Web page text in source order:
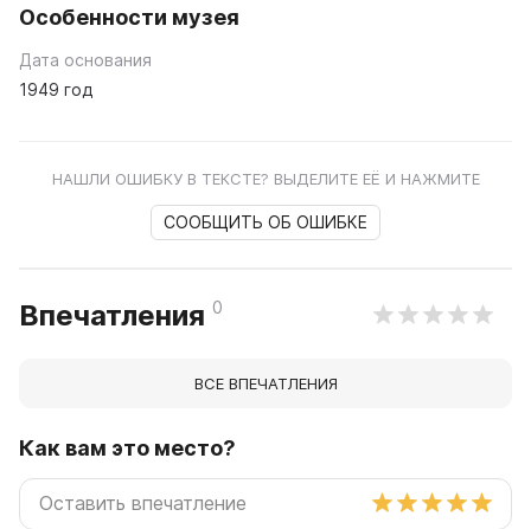
Особенности музея
Дата основания
1949 год
НАШЛИ ОШИБКУ В ТЕКСТЕ? ВЫДЕЛИТЕ ЕЁ И НАЖМИТЕ
СООБЩИТЬ ОБ ОШИБКЕ
Впечатления 0
ВСЕ ВПЕЧАТЛЕНИЯ
Как вам это место?